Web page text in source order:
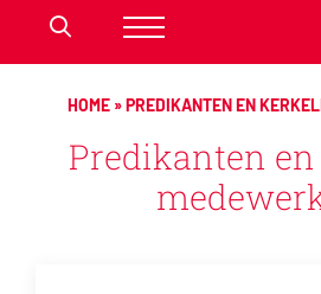
HOME»PREDIKANTEN EN
Predikanten